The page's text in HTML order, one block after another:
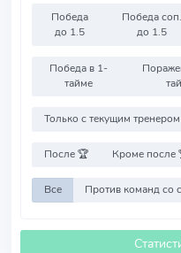
Победа
до 1.5
Победа соп.
до 1.5
Победа в 1-
тайме
Только с текущим тренером
После 🏆 Кроме после
Все